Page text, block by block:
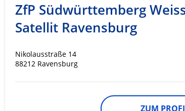
ZfP Südwürttemberg
Satellit Ravensburg
Nikolausstraße 14
88212 Ravensburg
ZUM